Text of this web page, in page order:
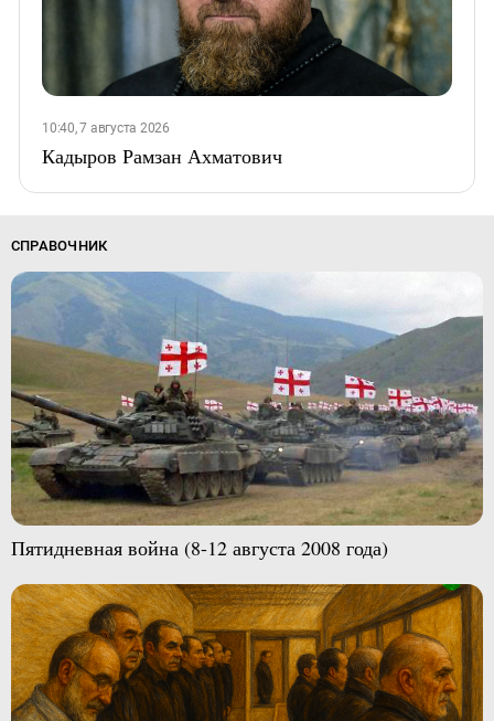
10:40, 7 августа 2026
Кадыров Рамзан Ахматович
СПРАВОЧНИК
Пятидневная война (8-12 августа 2008 года)